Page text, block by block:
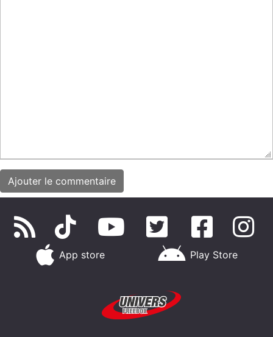
App store Play Store